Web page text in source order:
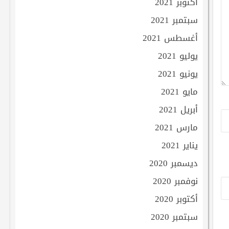
سبتمبر 2021
أغسطس 2021
يوليو 2021
يونيو 2021
مايو 2021
أبريل 2021
مارس 2021
يناير 2021
ديسمبر 2020
نوفمبر 2020
أكتوبر 2020
سبتمبر 2020